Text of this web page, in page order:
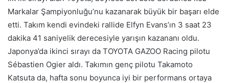
Markalar Şampiyonluğu’nu kazanarak büyük bir başarı elde
etti. Takım kendi evindeki rallide Elfyn Evans’ın 3 saat 23
dakika 41 saniyelik derecesiyle yarışın kazananı oldu.
Japonya’da ikinci sırayı da TOYOTA GAZOO Racing pilotu
Sébastien Ogier aldı. Takımın genç pilotu Takamoto
Katsuta da, hafta sonu boyunca iyi bir performans ortaya